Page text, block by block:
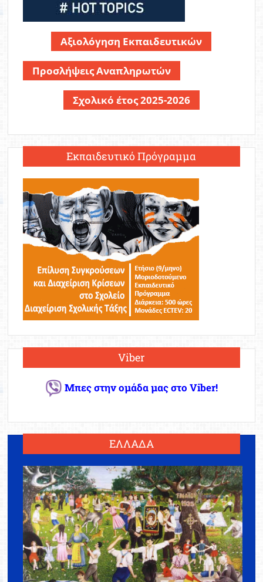
Σερρών
Αξιολόγηση Εκπαιδευτικών
Προσλήψεις Αναπληρωτών
Σχολικό έτος 2025-2026
Εκπαιδευτικό Πρόγραμμα
Viber
Μπες στην ομάδα μας στο Viber!
ΕΛΛΑΔΑ